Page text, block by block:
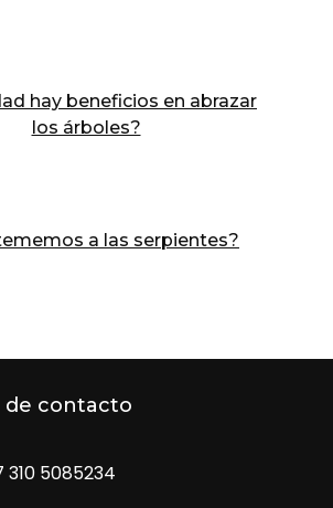
hay beneficios en abrazar
los árboles?
a las serpientes?
contacto
5085234